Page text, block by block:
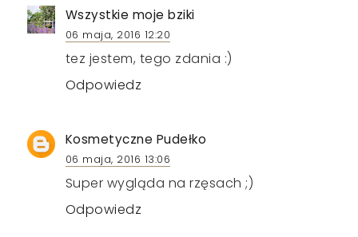
Wszystkie moje bziki
06 maja, 2016 12:20
tez jestem, tego zdania :)
Odpowiedz
Kosmetyczne Pudełko
06 maja, 2016 13:06
Super wygląda na rzęsach ;)
Odpowiedz